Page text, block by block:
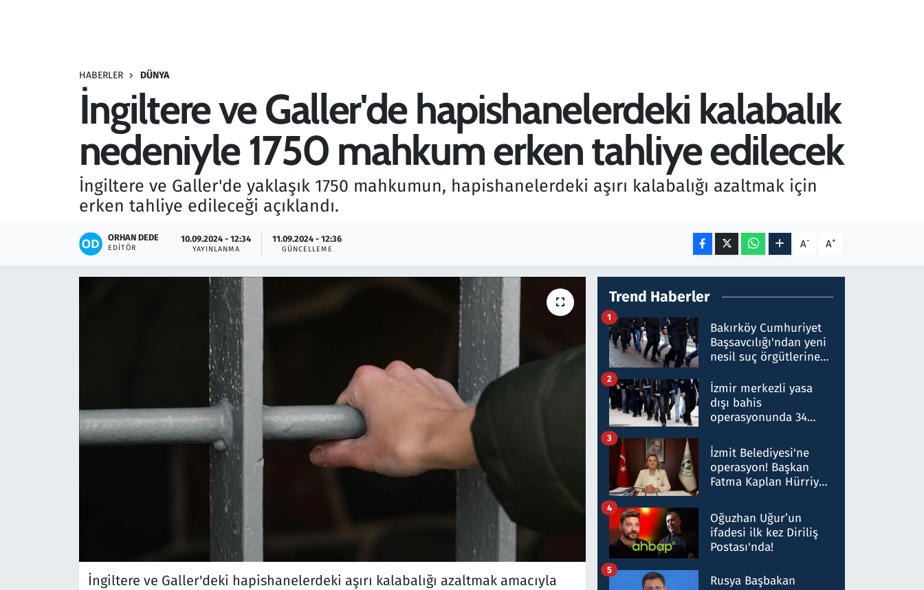
HABERLER DÜNYA
İngiltere ve Galler'de hapishanelerdeki kalabalık
nedeniyle 1750 mahkum erken tahliye edilecek
İngiltere ve Galler'de yaklaşık 1750 mahkumun, hapishanelerdeki aşırı kalabalığı azaltmak için
erken tahliye edileceği açıklandı.
ORHAN DEDE
EDITÖR
10.09.2024 - 12:34
YAYINLANMA
11.09.2024 - 12:36
GÜNCELLEME A- A+
İngiltere ve Galler'deki hapishanelerdeki aşırı kalabalığı azaltmak amacıyla
Trend Haberler
Bakırköy Cumhuriyet
Başsavcılığı'ndan yeni
nesil suç örgütlerine
hakkında gözaltı kararı
1
İzmir merkezli yasa
dışı bahis
operasyonunda 34
Milyar liralık para
trafiği tespit edildi
2
İzmit Belediyesi'ne
operasyon! Başkan
Fatma Kaplan Hürriyet
3
Oğuzhan Uğur’un
ifadesi ilk kez Diriliş
Postası'nda!
4
Rusya Başbakan
5
Savunma Sanayi
Teknoloji ve Bilim
Televizyon